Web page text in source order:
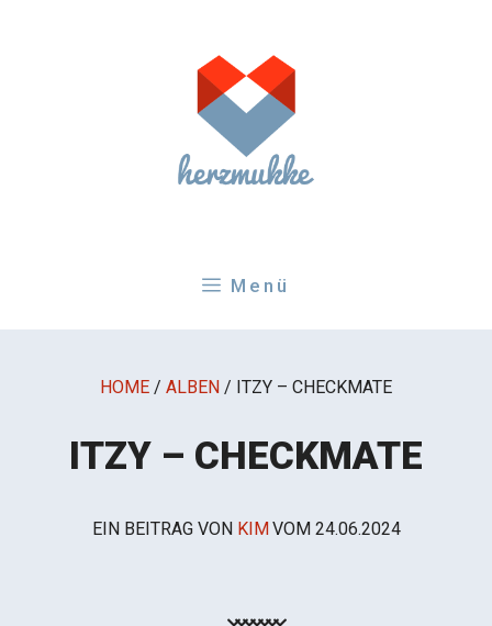
Menü
HOME / ALBEN / ITZY – CHECKMATE
ITZY – CHECKMATE
EIN BEITRAG VON KIMVOM 24.06.2024